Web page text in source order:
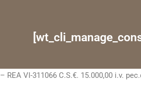
REA VI-311066 C.S.€. 15.000,00 i.v.